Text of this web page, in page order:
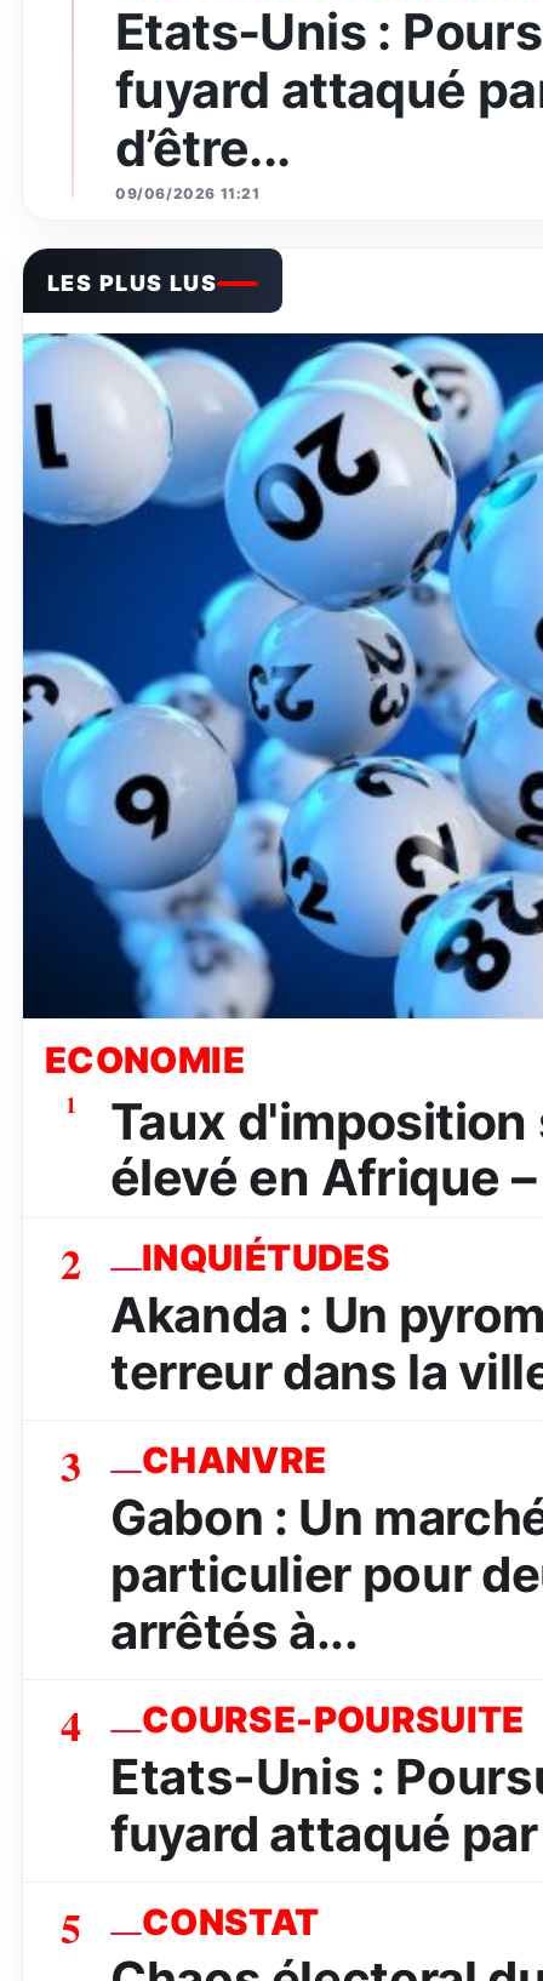
Etats-Unis :
fuyard attaqué
d’être...
09/06/2026 11:21
LES PLUS LUS
ECONOMIE
1
Taux
élevé en Afrique
2
INQUIÉTUDES
Akanda : Un
terreur dans la
3 CHANVRE
Gabon : Un
particulier pour
arrêtés à...
4 COURSE-POURSUITE
Etats-Unis :
fuyard attaqué
5 CONSTAT